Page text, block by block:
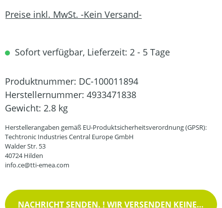
Preise inkl. MwSt. -Kein Versand-
Sofort verfügbar, Lieferzeit: 2 - 5 Tage
Produktnummer: DC-100011894
Herstellernummer: 4933471838
Gewicht: 2.8 kg
Herstellerangaben gemäß EU-Produktsicherheitsverordnung (GPSR):
Techtronic Industries Central Europe GmbH
Walder Str. 53
40724 Hilden
info.ce@tti-emea.com
NACHRICHT SENDEN. ! WIR VERSENDEN KEINE WAREN !